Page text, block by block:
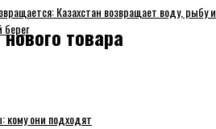
Казахстан возвращает воду, рыбу и
кому они подходят
товара